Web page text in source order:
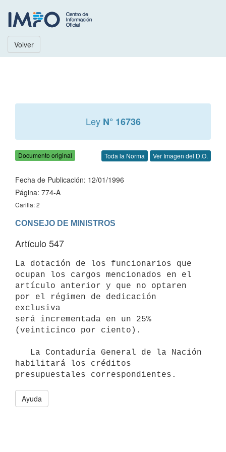
Volver
Ley N° 16736
Documento original Toda la Norma Ver Imagen del D.O.
Fecha de Publicación: 12/01/1996
Página: 774-A
Carilla: 2
Artículo 547
La dotación de los funcionarios que
ocupan los cargos mencionados en el
artículo anterior y que no optaren
por el régimen de dedicación
exclusiva
será incrementada en un 25%
(veinticinco por ciento).
habilitará los créditos
Ayuda